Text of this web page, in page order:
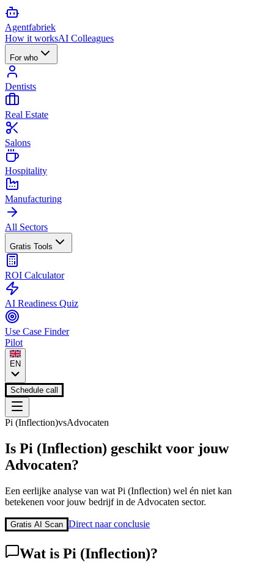
Agentfabriek
How it worksAI Colleagues
For who
Dentists
Real Estate
Salons
Hospitality
Manufacturing
All Sectors
Gratis Tools
ROI Calculator
AI Readiness Quiz
Use Case Finder
Pilot
EN
Schedule call
Pi (Inflection)vsAdvocaten
Is Pi (Inflection) geschikt voor jouw
Advocaten?
Een eerlijke analyse van wat Pi (Inflection) wel én niet kan
betekenen voor jouw bedrijf in de Advocaten sector.
Gratis AI Scan Direct naar conclusie
Wat is Pi (Inflection)?